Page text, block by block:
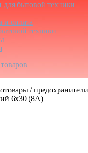
для бытовой техники
и оплата
техники
/предохранители
6х30 (8А)